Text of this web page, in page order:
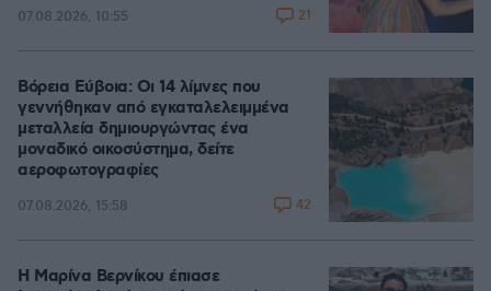
07.08.2026, 10:55 21
Βόρεια Εύβοια: Οι 14 λίμνες που
γεννήθηκαν από εγκαταλελειμμένα
μεταλλεία δημιουργώντας ένα
μοναδικό οικοσύστημα, δείτε
αεροφωτογραφίες
07.08.2026, 15:58 42
Η Μαρίνα Βερνίκου έπιασε